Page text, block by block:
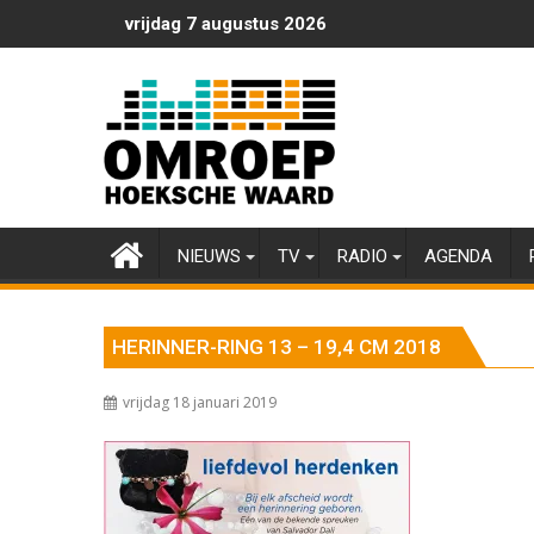
naar
vrijdag 7 augustus 2026
NIEUWS TV RADIO AGENDA
HERINNER-RING 13 – 19,4 CM 2018
vrijdag 18 januari 2019